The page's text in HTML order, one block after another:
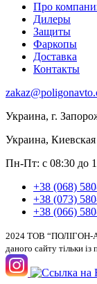
Про
Дилеры
Защиты
Фаркопы
Доставка
Контакты
Украина, г.
Украина,
Пн-Пт: с 08:30 до
+38 (068)
+38 (073)
+38 (066)
2024 ТОВ “ПОЛІГОН-
даного сайту тільки